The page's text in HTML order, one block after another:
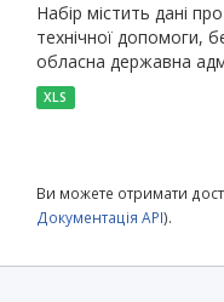
Набір містить дані
технічної допомоги,
обласна державна
XLS
Ви можете отримати
Документація API).